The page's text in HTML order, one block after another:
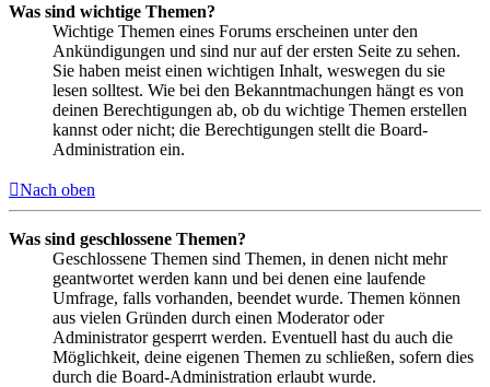
Was sind wichtige Themen?
Wichtige Themen eines Forums erscheinen unter den
Ankündigungen und sind nur auf der ersten Seite zu sehen.
Sie haben meist einen wichtigen Inhalt, weswegen du sie
lesen solltest. Wie bei den Bekanntmachungen hängt es von
deinen Berechtigungen ab, ob du wichtige Themen erstellen
kannst oder nicht; die Berechtigungen stellt die Board-
Administration ein.
Nach oben
Was sind geschlossene Themen?
Geschlossene Themen sind Themen, in denen nicht mehr
geantwortet werden kann und bei denen eine laufende
Umfrage, falls vorhanden, beendet wurde. Themen können
aus vielen Gründen durch einen Moderator oder
Administrator gesperrt werden. Eventuell hast du auch die
Möglichkeit, deine eigenen Themen zu schließen, sofern dies
durch die Board-Administration erlaubt wurde.